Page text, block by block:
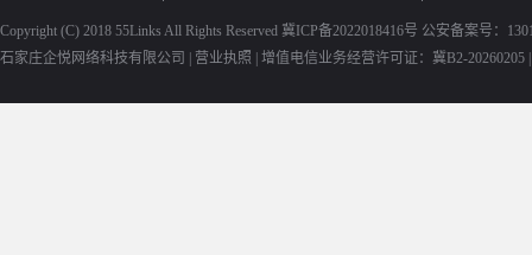
Copyright (C) 2018 55Links All Rights Reserved 冀ICP备2022018416号 公安备案号：
石家庄企悦网络科技有限公司 | 营业执照 增值电信业务经营许可证：冀B2-20260205